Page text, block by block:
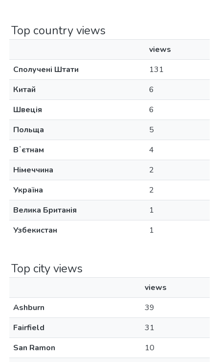
Top country views
views
Сполучені Штати
131
Китай
6
Швеція
6
Польща
5
Вʼєтнам
4
Німеччина
2
Україна
2
Велика Британія
1
Узбекистан
1
Top city views
views
Ashburn
39
Fairfield
31
San Ramon
10